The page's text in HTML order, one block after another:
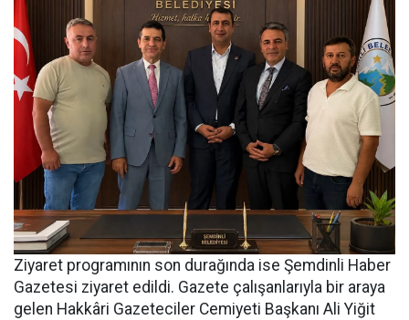
Ziyaret programının son durağında ise Şemdinli Haber
Gazetesi ziyaret edildi. Gazete çalışanlarıyla bir araya
gelen Hakkâri Gazeteciler Cemiyeti Başkanı Ali Yiğit